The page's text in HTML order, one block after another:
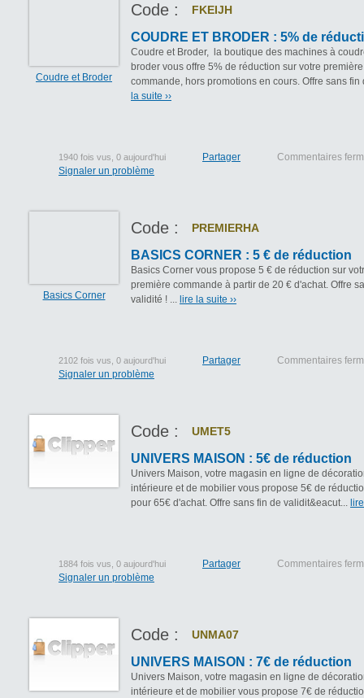
Coudre et Broder
Code : FKEIJH
COUDRE ET BRODER : 5% de
Coudre et Broder, la boutique des machines à
broder vous offre 5% de réduction sur votre première
commande, hors promotions en cours. Offre sans fin
la suite ››
1940 fois vus, 0 aujourd'hui Partager
Commentaires
Signaler un problème
Basics Corner
Code : PREMIERHA
BASICS CORNER : 5 € de réduction
Basics Corner vous propose 5 € de réduction sur
première commande à partir de 20 € d'achat. Offre
validité ! ... lire la suite ››
2102 fois vus, 0 aujourd'hui Partager
Commentaires
Signaler un problème
Code : UMET5
UNIVERS MAISON : 5€ de réduction
Univers Maison, votre magasin en ligne de
intérieure et de mobilier vous propose 5€ de
pour 65€ d'achat. Offre sans fin de validit&eacut...
1884 fois vus, 0 aujourd'hui Partager
Commentaires
Signaler un problème
Code : UNMA07
UNIVERS MAISON : 7€ de réduction
Univers Maison, votre magasin en ligne de
intérieure et de mobilier vous propose 7€ de